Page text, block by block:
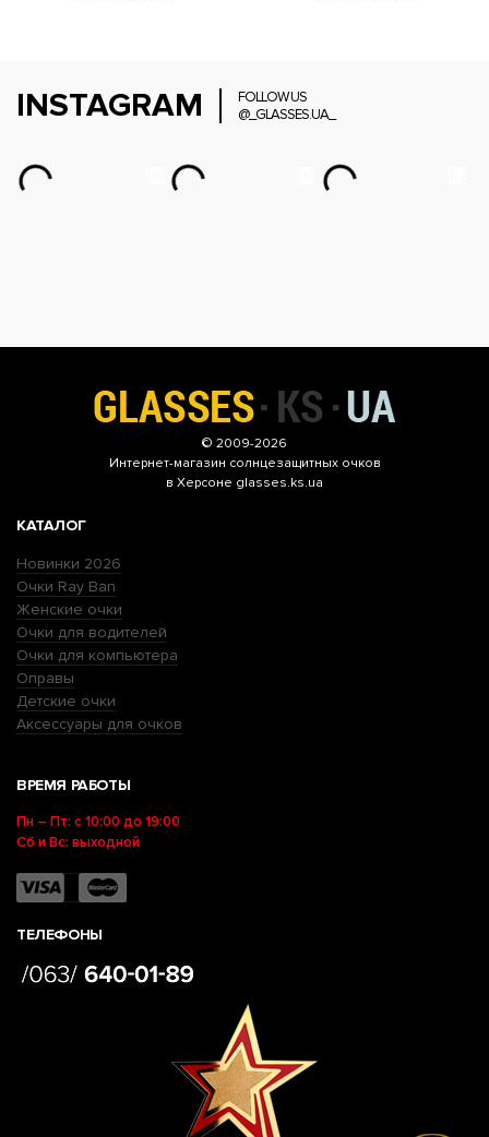
INSTAGRAM
FOLLOW US
@_GLASSES.UA_
© 2009-2026
Интернет-магазин солнцезащитных очков
в Херсоне glasses.ks.ua
КАТАЛОГ
Новинки 2026
Очки Ray Ban
Женские очки
Очки для водителей
Очки для компьютера
Оправы
Детские очки
Аксессуары для очков
ВРЕМЯ РАБОТЫ
Пн – Пт: с 10:00 до 19:00
Сб и Вс: выходной
ТЕЛЕФОНЫ